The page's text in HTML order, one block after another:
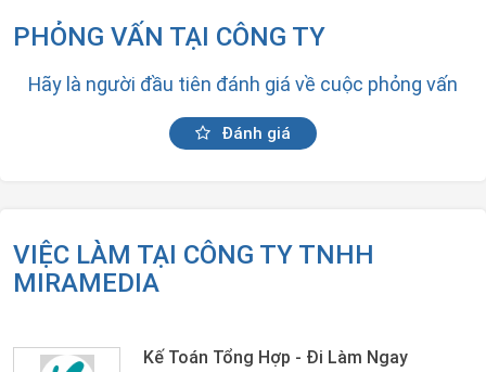
PHỎNG VẤN TẠI CÔNG TY
Hãy là người đầu tiên đánh giá về cuộc phỏng vấn
Đánh giá
VIỆC LÀM TẠI CÔNG TY TNHH
MIRAMEDIA
Kế Toán Tổng Hợp - Đi Làm Ngay